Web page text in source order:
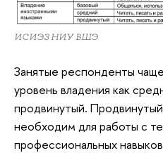
ИСИЭЗ НИУ ВШЭ
Занятые респонденты
уровень владения как
продвинутый.
необходим для работы с
профессиональных